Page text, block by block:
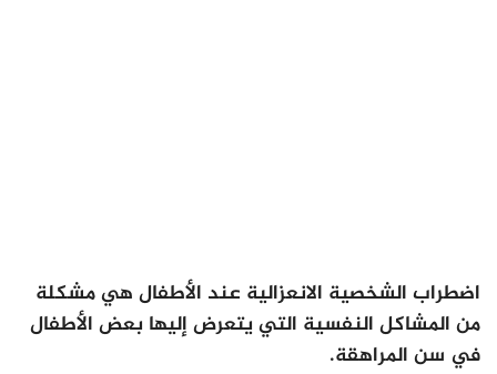
اضطراب الشخصية الانعزالية عند الأطفال هي مشكلة
من المشاكل النفسية التي يتعرض إليها بعض الأطفال
في سن المراهقة.